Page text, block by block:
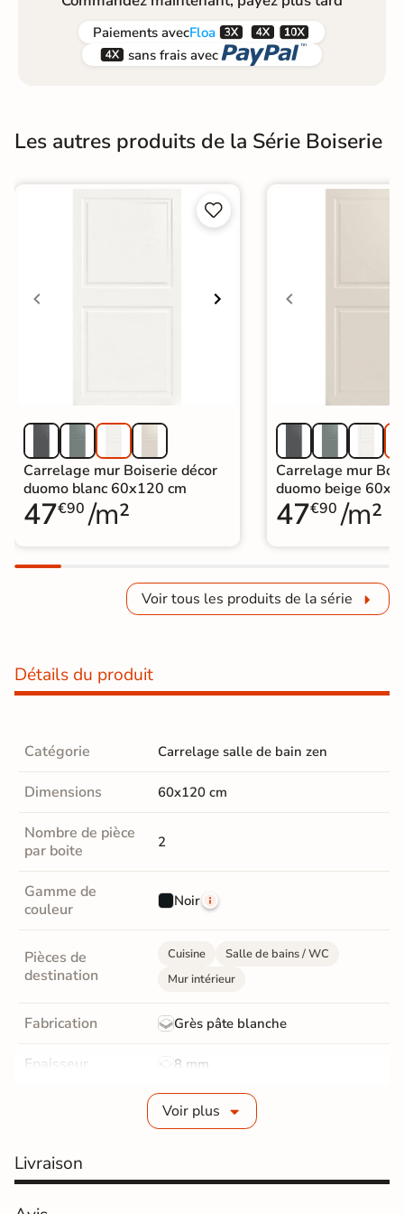
Paiements avecFloa  
 sans frais avec 
Les autres produits de la Série Boiserie


Carrelage mur Boiserie décor
duomo blanc 60x120 cm
47€90 /m²
Carrelage mur
duomo beige
47€90 /m²
Voir tous les produits de la série
Détails du produit
Catégorie Carrelage salle de bain zen
Dimensions 60x120 cm
Nombre de pièce
par boite
2
Gamme de
couleur
Noir
Pièces de
destination
Cuisine
Salle de bains / WC
Mur intérieur
Fabrication Grès pâte blanche
Epaisseur 8 mm
rectifié
Surface Structurée
Voir plus
Livraison